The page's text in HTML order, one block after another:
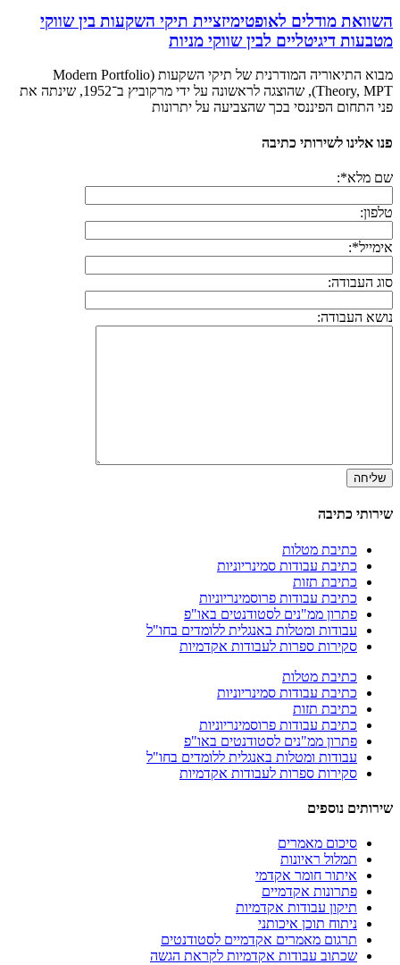
השוואת מודלים לאופטימיזציית תיקי השקעות בין שווקי
מטבעות דיגיטליים לבין שווקי מניות
מבוא התיאוריה המודרנית של תיקי השקעות (Modern Portfolio
Theory, MPT), שהוצגה לראשונה על ידי מרקוביץ ב־1952, שינתה את
פני התחום הפיננסי בכך שהצביעה על יתרונות
פנו אלינו לשירותי כתיבה
שם מלא*:
טלפון:
אימייל*:
סוג העבודה:
נושא העבודה:
שירותי כתיבה
כתיבת מטלות
כתיבת עבודות סמינריוניות
כתיבת תזות
כתיבת עבודות פרוסמינריוניות
פתרון ממ"נים לסטודנטים באו"פ
עבודות ומטלות באנגלית ללומדים בחו"ל
סקירות ספרות לעבודות אקדמיות
כתיבת מטלות
כתיבת עבודות סמינריוניות
כתיבת תזות
כתיבת עבודות פרוסמינריוניות
פתרון ממ"נים לסטודנטים באו"פ
עבודות ומטלות באנגלית ללומדים בחו"ל
סקירות ספרות לעבודות אקדמיות
שירותים נוספים
סיכום מאמרים
תמלול ראיונות
איתור חומר אקדמי
פתרונות אקדמיים
תיקון עבודות אקדמיות
ניתוח תוכן איכותני
תרגום מאמרים אקדמיים לסטודנטים
שכתוב עבודות אקדמיות לקראת הגשה